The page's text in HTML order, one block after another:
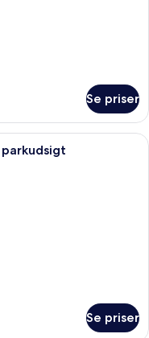
Se priser
med to senge, et
Se priser